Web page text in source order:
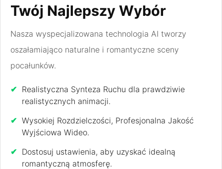
Twój Najlepszy Wybór
Nasza wyspecjalizowana technologia AI tworzy
oszałamiająco naturalne i romantyczne sceny
pocałunków.
✔ Realistyczna Synteza Ruchu dla prawdziwie
realistycznych animacji.
✔ Wysokiej Rozdzielczości, Profesjonalna Jakość
Wyjściowa Wideo.
✔ Dostosuj ustawienia, aby uzyskać idealną
romantyczną atmosferę.